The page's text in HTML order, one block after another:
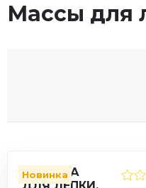
Массы для
Новинка